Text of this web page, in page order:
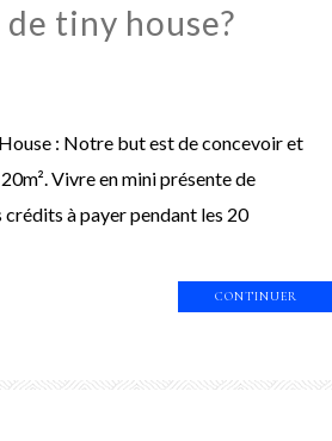
tiny house?
: Notre but est de concevoir et
Vivre en mini présente de
crédits à payer pendant les 20
CONTINUER